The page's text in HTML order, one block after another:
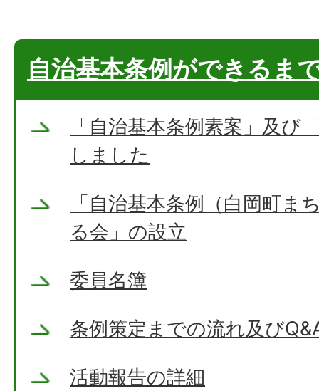
自治基本条例ができるま
「自治基本条例素案」及び
しました
「自治基本条例（白岡町ま
る会」の設立
委員名簿
条例策定までの流れ及び
活動報告の詳細